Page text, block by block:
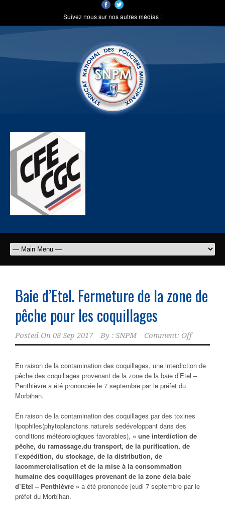
Suivez nous sur nos autres médias :
Baie d’Etel. Fermeture de la zone de
pêche pour les coquillages
Posted On 08 Sep 2017 By : SNPM Comment: Off
En raison de la contamination des coquillages, une interdiction de
pêche des coquillages provenant de la zone de la baie d’Etel –
Penthièvre a été prononcée le 7 septembre par le préfet du
Morbihan.
En raison de la contamination des coquillages par des toxines
lipophiles(phytoplanctons naturels sedéveloppant dans des
conditions météorologiques favorables), « une interdiction de
pêche, du ramassage,du transport, de la purification, de
l’expédition, du stockage, de la distribution, de
lacommercialisation et de la mise à la consommation
humaine des coquillages provenant de la zone dela baie
d’Etel – Penthièvre » a été prononcée jeudi 7 septembre par le
préfet du Morbihan.